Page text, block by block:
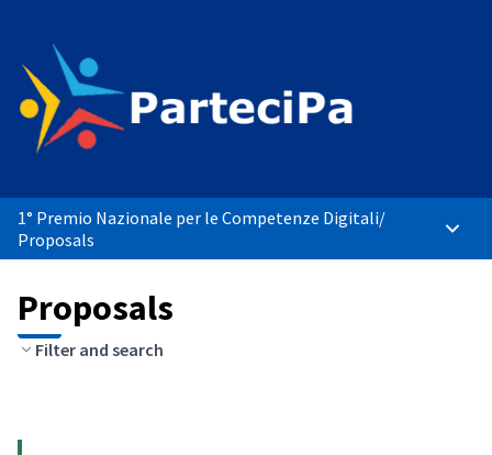
1° Premio Nazionale per le Competenze Digitali/
Proposals
Main
Proposals
Filter and search